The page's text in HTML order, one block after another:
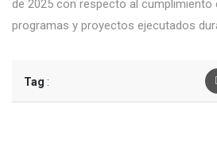
de 2025 con respecto al cumplimiento
programas y proyectos ejecutados
Tag :